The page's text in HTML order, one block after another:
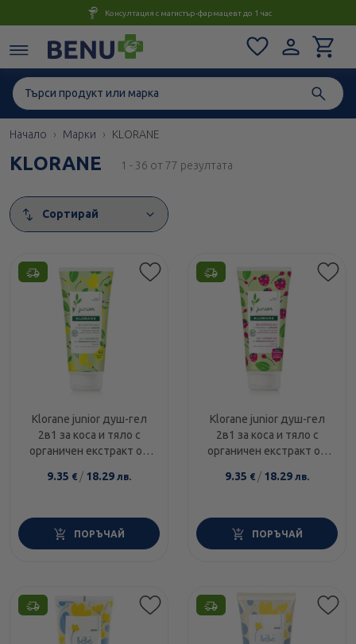
Консултация с магистър-фармацевт до 1 час
Начало Марки KLORANE
KLORANE 1 - 36 от 77 резултата
Сортирай
Klorane junior душ-гел
2в1 за коса и тяло с
органичен екстракт от
200мл
9.35 € / 18.29 лв.
ПОРЪЧАЙ
Klorane junior душ-гел
2в1 за коса и тяло с
органичен екстракт от
200мл
9.35 € / 18.29 лв.
ПОРЪЧАЙ